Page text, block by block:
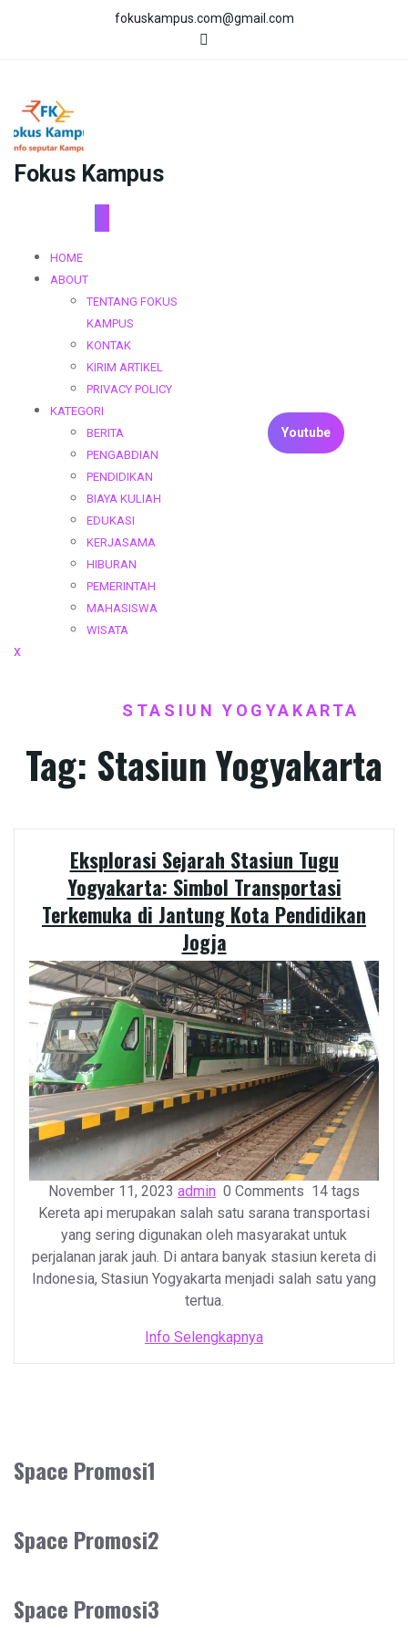
fokuskampus.com@gmail.com
Fokus Kampus
HOME
ABOUT
TENTANG FOKUS
KAMPUS
KONTAK
KIRIM ARTIKEL
PRIVACY POLICY
KATEGORI
BERITA
PENGABDIAN
PENDIDIKAN
BIAYA KULIAH
EDUKASI
KERJASAMA
HIBURAN
PEMERINTAH
MAHASISWA
WISATA
xClose
Youtube
STASIUN YOGYAKARTA
Tag: Stasiun Yogyakarta
Eksplorasi Sejarah Stasiun Tugu
Yogyakarta: Simbol Transportasi
Terkemuka di Jantung Kota Pendidikan
Jogja
November 11, 2023 admin 0 Comments 14 tags
Kereta api merupakan salah satu sarana transportasi
yang sering digunakan oleh masyarakat untuk
perjalanan jarak jauh. Di antara banyak stasiun kereta di
Indonesia, Stasiun Yogyakarta menjadi salah satu yang
tertua.
Info Selengkapnya
Space Promosi1
Space Promosi2
Space Promosi3